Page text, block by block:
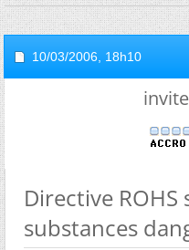
10/03/2006, 18h10
Directive
substances